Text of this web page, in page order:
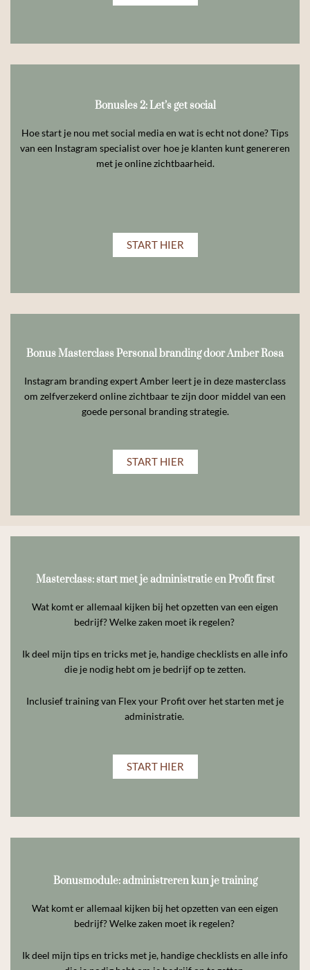
Bonusles 2: Let’s get social
Hoe start je nou met social media en wat is echt not done? Tips
van een Instagram specialist over hoe je klanten kunt genereren
met je online zichtbaarheid.
START HIER
Bonus Masterclass Personal branding door Amber Rosa
Instagram branding expert Amber leert je in deze masterclass
om zelfverzekerd online zichtbaar te zijn door middel van een
goede personal branding strategie.
START HIER
Masterclass: start met je administratie en Profit first
Wat komt er allemaal kijken bij het opzetten van een eigen
bedrijf? Welke zaken moet ik regelen?
Ik deel mijn tips en tricks met je, handige checklists en alle info
die je nodig hebt om je bedrijf op te zetten.
Inclusief training van Flex your Profit over het starten met je
administratie.
START HIER
Bonusmodule: administreren kun je training
Wat komt er allemaal kijken bij het opzetten van een eigen
bedrijf? Welke zaken moet ik regelen?
Ik deel mijn tips en tricks met je, handige checklists en alle info